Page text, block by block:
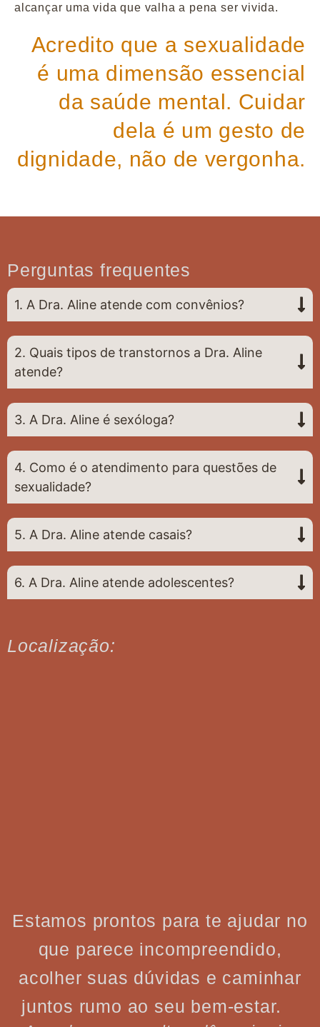
alcançar uma vida que valha a pena ser vivida.
Acredito que a sexualidade
é uma dimensão essencial
da saúde mental. Cuidar
dela é um gesto de
dignidade, não de vergonha.
Perguntas frequentes
1. A Dra. Aline atende com convênios?
2. Quais tipos de transtornos a Dra. Aline
atende?
3. A Dra. Aline é sexóloga?
4. Como é o atendimento para questões de
sexualidade?
5. A Dra. Aline atende casais?
6. A Dra. Aline atende adolescentes?
Localização:
Estamos prontos para te ajudar no
que parece incompreendido,
acolher suas dúvidas e caminhar
juntos rumo ao seu bem-estar.